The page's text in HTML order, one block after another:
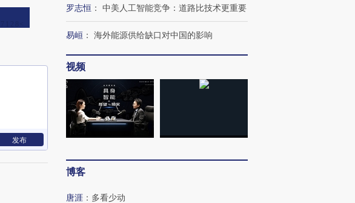
发布
罗志恒 ： 中美人工智能竞争：道路比技术更重要
易峘 ： 海外能源供给缺口对中国的影响
视频
博客
唐涯 ： 多看少动